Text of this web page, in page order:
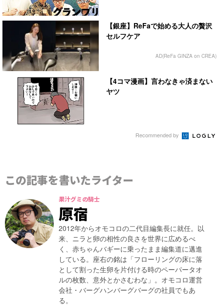
【銀座】ReFaで始める大人の贅沢
セルフケア
AD(ReFa GINZA on CREA)
【4コマ漫画】言わなきゃ済まない
ヤツ
Recommended by
この記事を書いたライター
果汁グミの騎士
原宿
2012年からオモコロの二代目編集長に就任。以
来、ニラと卵の相性の良さを世界に広めるべ
く、赤ちゃんバギーに乗ったまま編集道に邁進
している。座右の銘は「フローリングの床に落
として割った生卵を片付ける時のペーパータオ
ルの枚数、意外とかさむわな」。オモコロ運営
会社・バーグハンバーグバーグの社員でもあ
る。